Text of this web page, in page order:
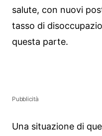
salute, con nuovi
tasso di
questa parte.
Pubblicità
Una situazione di